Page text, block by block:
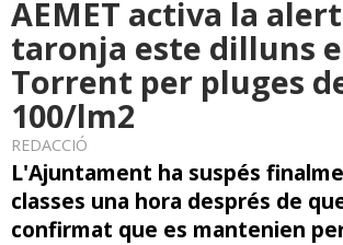
AEMET activa la
taronja este dilluns
Torrent per pluges
100/lm2
REDACCIÓ
L'Ajuntament ha suspés
classes una hora després de
confirmat que es mantenien